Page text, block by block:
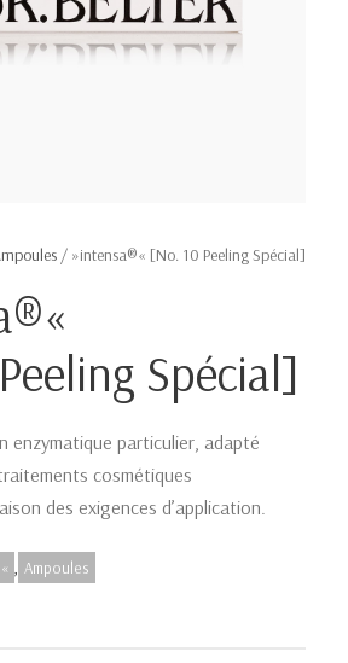
/ »intensa®« [No. 10 Peeling Spécial]
Spécial]
enzymatique particulier, adapté
cosmétiques
des exigences d’application.
Ampoules